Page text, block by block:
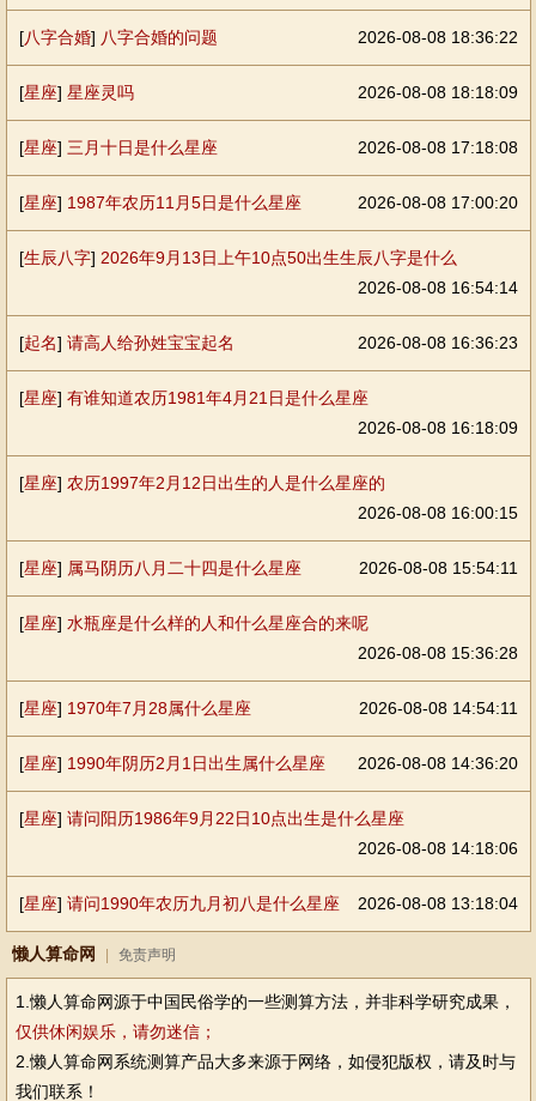
[八字合婚] 八字合婚的问题 2026-08-08 18:36:22
[星座] 星座灵吗 2026-08-08 18:18:09
[星座] 三月十日是什么星座 2026-08-08 17:18:08
[星座] 1987年农历11月5日是什么星座 2026-08-08 17:00:20
[生辰八字] 2026年9月13日上午10点50出生生辰八字是什么
2026-08-08 16:54:14
[起名] 请高人给孙姓宝宝起名 2026-08-08 16:36:23
[星座] 有谁知道农历1981年4月21日是什么星座
2026-08-08 16:18:09
[星座] 农历1997年2月12日出生的人是什么星座的
2026-08-08 16:00:15
[星座] 属马阴历八月二十四是什么星座 2026-08-08 15:54:11
[星座] 水瓶座是什么样的人和什么星座合的来呢
2026-08-08 15:36:28
[星座] 1970年7月28属什么星座 2026-08-08 14:54:11
[星座] 1990年阴历2月1日出生属什么星座 2026-08-08 14:36:20
[星座] 请问阳历1986年9月22日10点出生是什么星座
2026-08-08 14:18:06
[星座] 请问1990年农历九月初八是什么星座 2026-08-08 13:18:04
懒人算命网 免责声明
1.懒人算命网源于中国民俗学的一些测算方法，并非科学研究成果，
仅供休闲娱乐，请勿迷信；
2.懒人算命网系统测算产品大多来源于网络，如侵犯版权，请及时与
我们联系！